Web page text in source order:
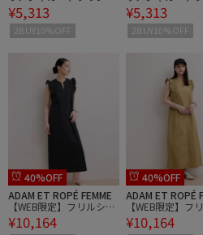
プルオーバー
¥5,313
2BUY10%OFF
プルオーバー
¥5,313
2BUY10%OFF
40%OFF
ADAM ET ROPÉ FEMME
【WEB限定】フリルショ
ルダーワンピース
¥10,164
40%OFF
ADAM ET ROPÉ
【WEB限定】フ
ルダーワンピース
¥10,164